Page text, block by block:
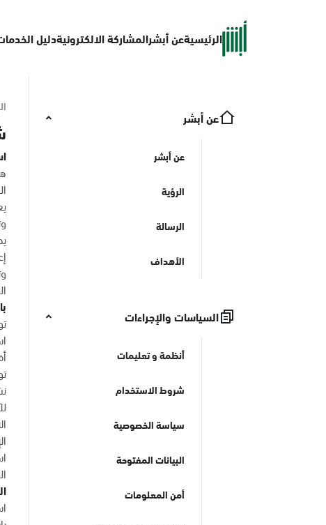
الرئيسيةعن أبشرالمشاركة الالكترونيةدليل
عن أبشر
عن أبشر
الرؤية
الرسالة
الأهداف
السياسات والإجراءات
أنظمة و تعليمات
شروط الاستخدام
سياسة الخصوصية
البيانات المفتوحة
أمن المعلومات